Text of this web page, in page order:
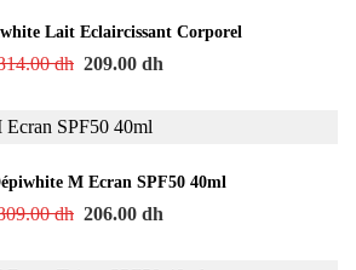
Lait Eclaircissant Corporel
dh 209.00 dh
M Ecran SPF50 40ml
dh 206.00 dh